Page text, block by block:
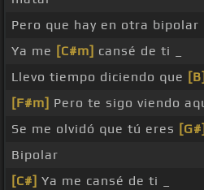
Pero que hay en otra bipolar
Ya me [C#m] cansé de ti _
Llevo tiempo diciendo que [B]
[F#m] Pero te sigo viendo
Se me olvidó que tú eres [G#]
Bipolar
[C#] Ya me cansé de ti _